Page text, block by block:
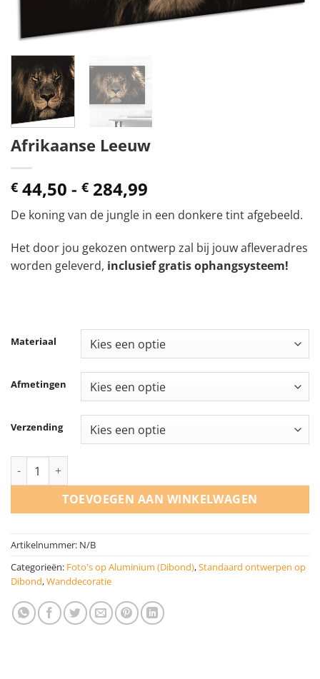
Afrikaanse Leeuw
€ 44,50 - € 284,99
€ 44,50
tot
€ 284,99
De koning van de jungle in een donkere tint afgebeeld.
Het door jou gekozen ontwerp zal bij jouw afleveradres
worden geleverd, inclusief gratis ophangsysteem!
Materiaal
Afmetingen
Verzending
Afrikaanse Leeuw aantal
TOEVOEGEN AAN WINKELWAGEN
Artikelnummer: N/B
Categorieën: Foto's op Aluminium (Dibond),Standaard ontwerpen op
Dibond,Wanddecoratie